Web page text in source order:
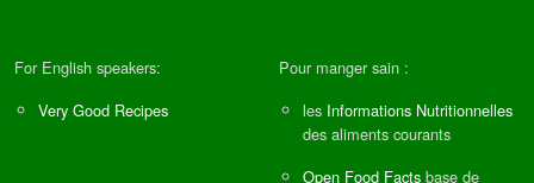
For English speakers:
Very Good Recipes
Pour manger sain :
les Informations Nutritionnelles
des aliments courants
Open Food Facts base de